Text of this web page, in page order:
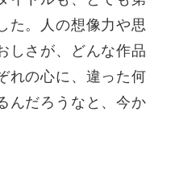
た。人の想像力や思
しさが、どんな作品
れの心に、違った何
んだろうなと、今か